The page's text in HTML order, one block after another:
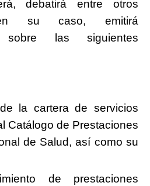
debatirá entre otros
su caso, emitirá
sobre las siguientes
la cartera de servicios
Catálogo de Prestaciones
de Salud, así como su
de prestaciones